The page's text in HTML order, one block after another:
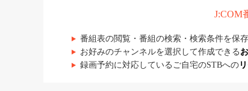
J:COM
番組表の閲覧・番組の検索・検索条件を保
お好みのチャンネルを選択して作成できる
録画予約に対応しているご自宅のSTBへの